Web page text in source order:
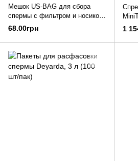
Мешок US-BAG для сбора
спермы с фильтром и носиком
для розлива, MiniTube
68.00грн 1